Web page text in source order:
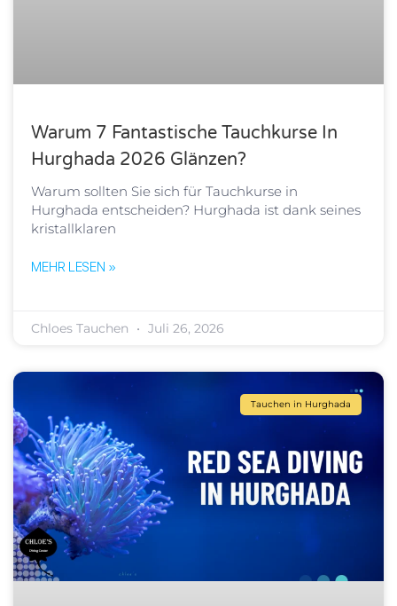
Warum 7 Fantastische Tauchkurse In
Hurghada 2026 Glänzen?
Warum sollten Sie sich für Tauchkurse in
Hurghada entscheiden? Hurghada ist dank seines
kristallklaren
MEHR LESEN »
Chloes Tauchen Juli 26, 2026
Tauchen in Hurghada